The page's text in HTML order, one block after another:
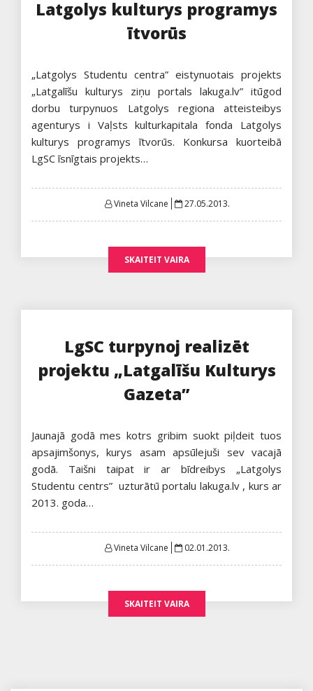
Latgolys kulturys programys
ītvorūs
„Latgolys Studentu centra” eistynuotais projekts
„Latgalīšu kulturys ziņu portals lakuga.lv” itūgod
dorbu turpynuos Latgolys regiona atteisteibys
agenturys i Vaļsts kulturkapitala fonda Latgolys
kulturys programys ītvorūs. Konkursa kuorteibā
LgSC īsnīgtais projekts…
Vineta Vilcane
Posted
27.05.2013.
SKAITEIT VAIRA
LgSC turpynoj realizēt
projektu „Latgalīšu Kulturys
Gazeta”
Jaunajā godā mes kotrs gribim suokt piļdeit tuos
apsajimšonys, kurys asam apsūlejuši sev vacajā
godā. Taišni taipat ir ar bīdreibys „Latgolys
Studentu centrs” uzturātū portalu lakuga.lv , kurs ar
2013. goda…
Vineta Vilcane
Posted
02.01.2013.
SKAITEIT VAIRA